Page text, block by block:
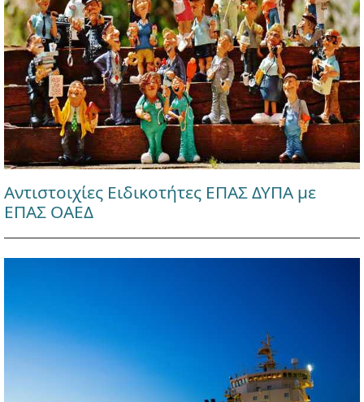
Αντιστοιχίες Ειδικοτήτες ΕΠΑΣ ΔΥΠΑ με
ΕΠΑΣ ΟΑΕΔ